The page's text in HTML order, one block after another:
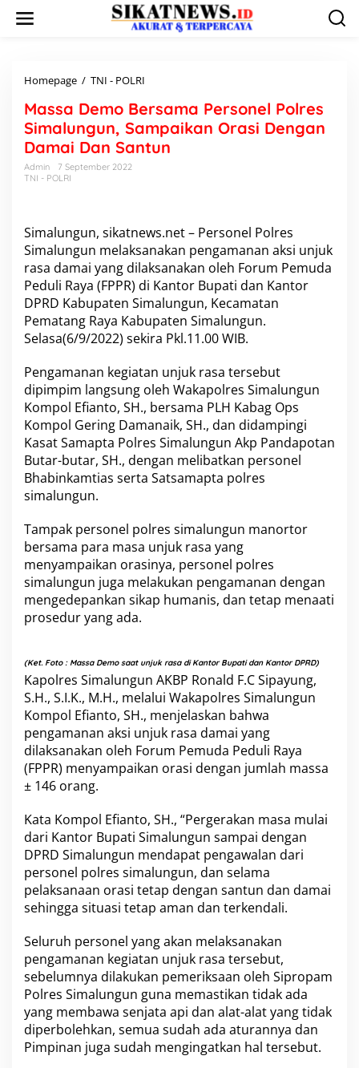
Homepage / TNI - POLRI
s
s
a
D
r
s
a
m
P
e
r
o
e
l
P
o
l
r
e
i
m
a
l
u
n
,
S
a
m
p
a
k
a
r
a
s
D
e
n
g
n
D
a
m
a
i
D
a
Massa Demo Bersama Personel Polres
Simalungun, Sampaikan Orasi Dengan
Damai Dan Santun
Admin
7 September 2022
TNI - POLRI
Simalungun, sikatnews.net – Personel Polres
Simalungun melaksanakan pengamanan aksi unjuk
rasa damai yang dilaksanakan oleh Forum Pemuda
Peduli Raya (FPPR) di Kantor Bupati dan Kantor
DPRD Kabupaten Simalungun, Kecamatan
Pematang Raya Kabupaten Simalungun.
Selasa(6/9/2022) sekira Pkl.11.00 WIB.
Pengamanan kegiatan unjuk rasa tersebut
dipimpim langsung oleh Wakapolres Simalungun
Kompol Efianto, SH., bersama PLH Kabag Ops
Kompol Gering Damanaik, SH., dan didampingi
Kasat Samapta Polres Simalungun Akp Pandapotan
Butar-butar, SH., dengan melibatkan personel
Bhabinkamtias serta Satsamapta polres
simalungun.
Tampak personel polres simalungun manortor
bersama para masa unjuk rasa yang
menyampaikan orasinya, personel polres
simalungun juga melakukan pengamanan dengan
mengedepankan sikap humanis, dan tetap menaati
prosedur yang ada.
(Ket. Foto : Massa Demo saat unjuk rasa di Kantor Bupati dan Kantor DPRD)
Kapolres Simalungun AKBP Ronald F.C Sipayung,
S.H., S.I.K., M.H., melalui Wakapolres Simalungun
Kompol Efianto, SH., menjelaskan bahwa
pengamanan aksi unjuk rasa damai yang
dilaksanakan oleh Forum Pemuda Peduli Raya
(FPPR) menyampaikan orasi dengan jumlah massa
± 146 orang.
Kata Kompol Efianto, SH., “Pergerakan masa mulai
dari Kantor Bupati Simalungun sampai dengan
DPRD Simalungun mendapat pengawalan dari
personel polres simalungun, dan selama
pelaksanaan orasi tetap dengan santun dan damai
sehingga situasi tetap aman dan terkendali.
Seluruh personel yang akan melaksanakan
pengamanan kegiatan unjuk rasa tersebut,
sebelumnya dilakukan pemeriksaan oleh Sipropam
Polres Simalungun guna memastikan tidak ada
yang membawa senjata api dan alat-alat yang tidak
diperbolehkan, semua sudah ada aturannya dan
Pimpinan juga sudah mengingatkan hal tersebut.